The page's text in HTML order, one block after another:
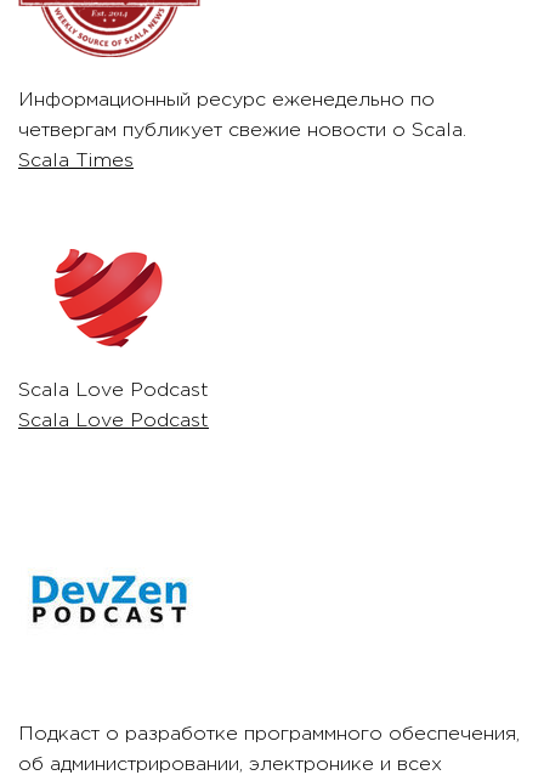
Информационный ресурс еженедельно по
четвергам публикует свежие новости о Scala.
Scala Times
Scala Love Podcast
Scala Love Podcast
Подкаст о разработке программного обеспечения,
об администрировании, электронике и всех